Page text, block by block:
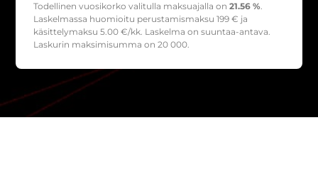
Todellinen vuosikorko valitulla maksuajalla on21.56 %.
Laskelmassa huomioitu perustamismaksu199 € ja
käsittelymaksu5.00 €/kk. Laskelma on suuntaa-antava.
Laskurin maksimisumma on 20 000.